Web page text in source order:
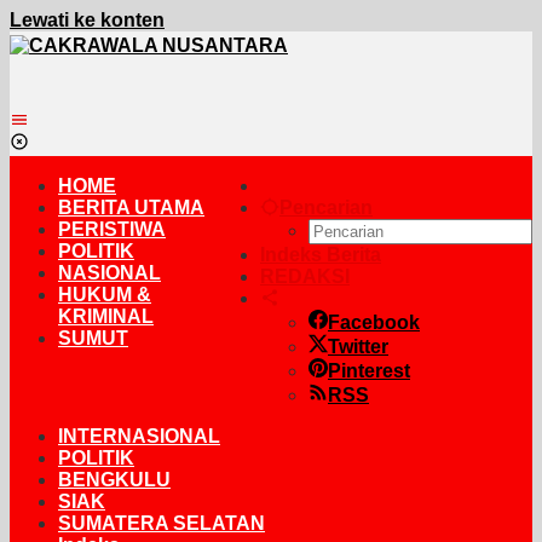
Lewati ke konten
Pencarian
Indeks Berita
REDAKSI
Facebook
Twitter
Pinterest
RSS
HOME
BERITA UTAMA
PERISTIWA
POLITIK
NASIONAL
HUKUM &
KRIMINAL
SUMUT
INTERNASIONAL
POLITIK
BENGKULU
SIAK
SUMATERA SELATAN